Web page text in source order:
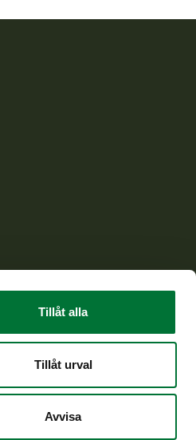
Tillåt alla
Tillåt urval
Avvisa